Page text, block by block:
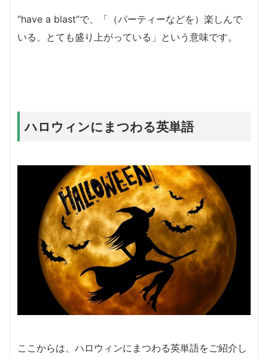
“have a blast”で、「（パーティーなどを）楽しんで
いる、とても盛り上がっている」という意味です。
ハロウィンにまつわる英単語
ここからは、ハロウィンにまつわる英単語をご紹介し